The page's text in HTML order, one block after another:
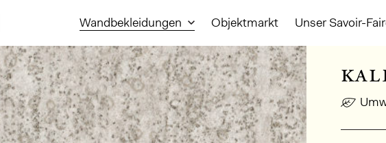
Wandbekleidungen Objektmarkt Unser Savoir-